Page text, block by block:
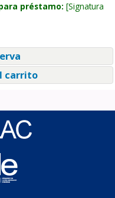
préstamo: Signatura
carrito